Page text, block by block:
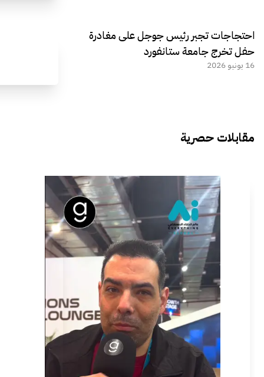
احتجاجات تجبر رئيس جوجل على مغادرة
حفل تخرج جامعة ستانفورد
16 يونيو 2026
مقابلات حصرية